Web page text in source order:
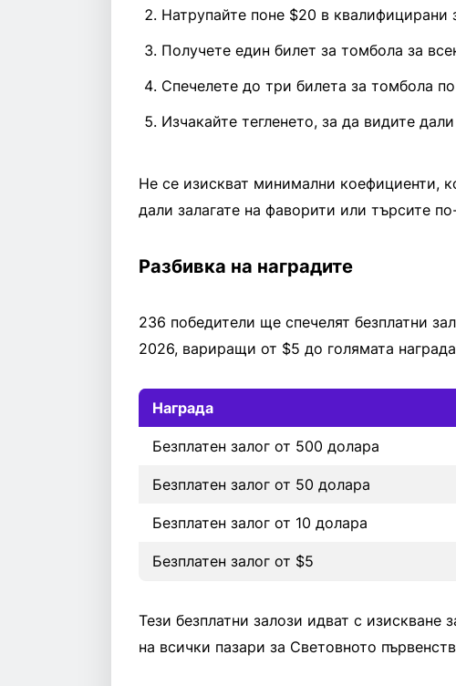
Натрупайте поне $20 в квалифицирани
Получете един билет за томбола за
Спечелете до три билета за томбола
Изчакайте тегленето, за да видите
Не се изискват минимални коефициенти,
дали залагате на фаворити или търсите
Разбивка на наградите
236 победители ще спечелят безплатни
2026, вариращи от $5 до голямата
Награда
Безплатен залог от 500 долара
Безплатен залог от 50 долара
Безплатен залог от 10 долара
Безплатен залог от $5
Тези безплатни залози идват с изискване
на всички пазари за Световното